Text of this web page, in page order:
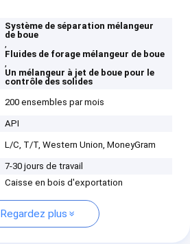
Système de séparation mélangeur
de boue
,
Fluides de forage mélangeur de boue
,
Un mélangeur à jet de boue pour le
contrôle des solides
200 ensembles par mois
API
L/C, T/T, Western Union, MoneyGram
7-30 jours de travail
Caisse en bois d'exportation
Regardez plus